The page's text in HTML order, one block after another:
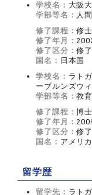
学校名： 大阪
学部等名： 人
修了課程：修
修了年月：
修了区分：修了
国名： 日本国
学校名： ラト
ーブルンズウィ
学部等名：教
修了課程：博
修了年月：
修了区分：修了
国名： アメリ
留学歴
留学先： ラト